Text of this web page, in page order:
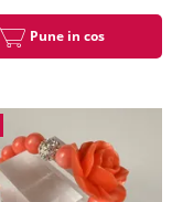
Pune in cos